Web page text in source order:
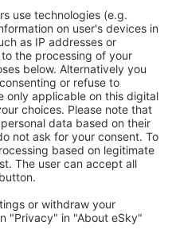
kostenlosen
für eingeloggte
Unterkünften: Hotels,